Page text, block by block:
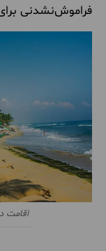
فراموش‌نشدنی
اقامت